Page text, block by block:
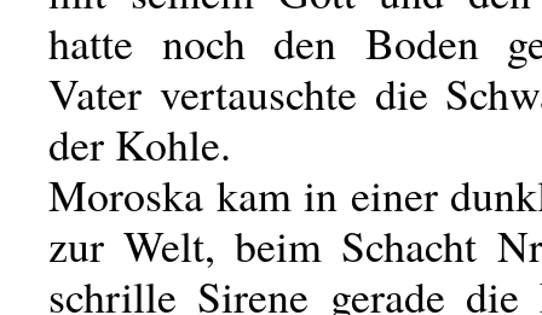
hatte noch den Boden
Vater vertauschte die
der Kohle.
Moroska kam in einer
zur Welt, beim Schacht
schrille Sirene gerade die